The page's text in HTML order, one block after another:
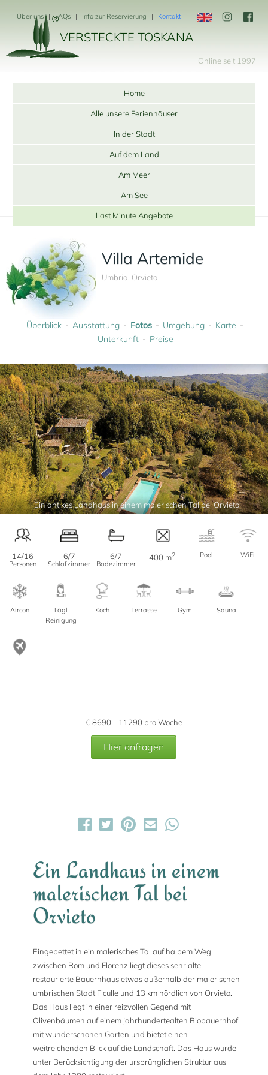
VERSTECKTE TOSKANA
Über uns FAQs Info zur Reservierung Kontakt
Online seit 1997
Home
Alle unsere Ferienhäuser
In der Stadt
Auf dem Land
Am Meer
Am See
Last Minute Angebote
Villa Artemide
Umbria, Orvieto
Überblick Ausstattung Fotos Umgebung
Karte
Unterkunft
Preise
Ein antikes Landhaus in einem malerischen Tal bei Orvieto
14/16
Personen
6/7
Schlafzimmer
6/7
Badezimmer
400 m2 Pool WiFi
Aircon
Tägl.
Reinigung
Koch Terrasse Gym Sauna
€8690 - 11290 pro Woche
Hier anfragen
Ein Landhaus in einem
malerischen Tal bei
Orvieto
Eingebettet in ein malerisches Tal auf halbem Weg
zwischen Rom und Florenz liegt dieses sehr alte
restaurierte Bauernhaus etwas außerhalb der malerischen
umbrischen Stadt Ficulle und 13 km nördlich von Orvieto.
Das Haus liegt in einer reizvollen Gegend mit
Olivenbäumen auf einem jahrhundertealten Biobauernhof
mit wunderschönen Gärten und bietet einen
weitreichenden Blick auf die Landschaft. Das Haus wurde
unter Berücksichtigung der ursprünglichen Struktur aus